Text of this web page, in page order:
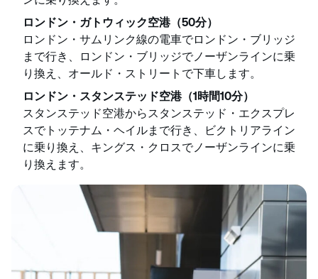
ロンドン・ガトウィック空港（50分）
ロンドン・サムリンク線の電車でロンドン・ブリッジ
まで行き、ロンドン・ブリッジでノーザンラインに乗
り換え、オールド・ストリートで下車します。
ロンドン・スタンステッド空港（1時間10分）
スタンステッド空港からスタンステッド・エクスプレ
スでトッテナム・ヘイルまで行き、ビクトリアライン
に乗り換え、キングス・クロスでノーザンラインに乗
り換えます。